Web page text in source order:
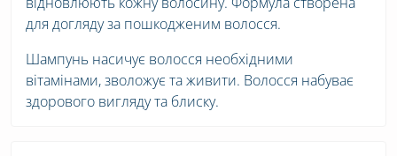
для догляду за пошкодженим волосся.
Шампунь насичує волосся необхідними
вітамінами, зволожує та живити. Волосся набуває
здорового вигляду та блиску.